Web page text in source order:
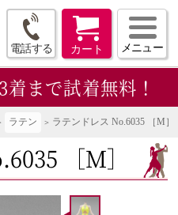
電話する カート メニュー
3着まで試着無料！
ラテン ラテンドレス No.6035 ［M］
［M］